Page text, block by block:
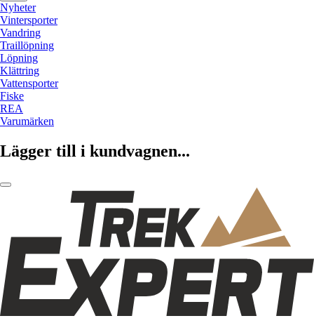
Nyheter
Vintersporter
Vandring
Traillöpning
Löpning
Klättring
Vattensporter
Fiske
REA
Varumärken
Lägger till i kundvagnen...